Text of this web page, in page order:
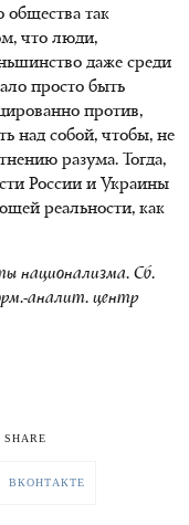
общества так
что люди,
даже среди
просто быть
против,
над собой, чтобы, не
разума. Тогда,
России и Украины
реальности, как
национализма. Сб.
аналит. центр
ВКОНТАКТЕ